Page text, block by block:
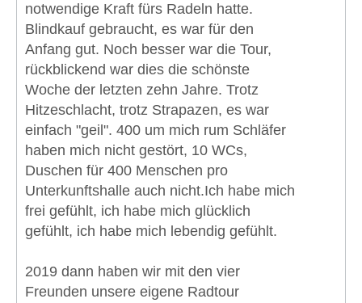
notwendige Kraft fürs Radeln hatte.
Blindkauf gebraucht, es war für den
Anfang gut. Noch besser war die Tour,
rückblickend war dies die schönste
Woche der letzten zehn Jahre. Trotz
Hitzeschlacht, trotz Strapazen, es war
einfach "geil". 400 um mich rum Schläfer
haben mich nicht gestört, 10 WCs,
Duschen für 400 Menschen pro
Unterkunftshalle auch nicht.Ich habe mich
frei gefühlt, ich habe mich glücklich
gefühlt, ich habe mich lebendig gefühlt.
2019 dann haben wir mit den vier
Freunden unsere eigene Radtour